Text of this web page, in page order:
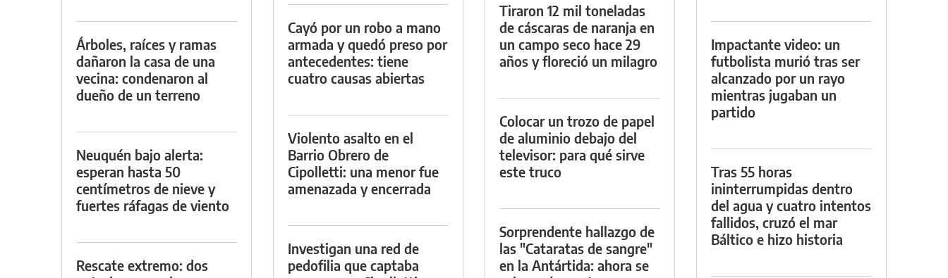
Árboles, raíces y ramas
dañaron la casa de una
vecina: condenaron al
dueño de un terreno
Neuquén bajo alerta:
esperan hasta 50
centímetros de nieve y
fuertes ráfagas de viento
Rescate extremo: dos
Cayó por un robo a mano
armada y quedó preso por
antecedentes: tiene
cuatro causas abiertas
Violento asalto en el
Barrio Obrero de
Cipolletti: una menor fue
amenazada y encerrada
Investigan una red de
pedofilia que captaba
Tiraron 12 mil toneladas
de cáscaras de naranja en
un campo seco hace 29
años y floreció un milagro
Colocar un trozo de papel
de aluminio debajo del
televisor: para qué sirve
este truco
Sorprendente hallazgo de
las "Cataratas de sangre"
en la Antártida: ahora se
Impactante video: un
futbolista murió tras ser
alcanzado por un rayo
mientras jugaban un
partido
Tras 55 horas
ininterrumpidas dentro
del agua y cuatro intentos
fallidos, cruzó el mar
Báltico e hizo historia